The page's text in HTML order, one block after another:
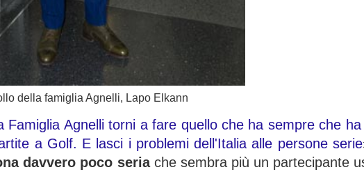
della famiglia Agnelli, Lapo Elkann
Famiglia Agnelli torni a fare quello che ha sempre che
a Golf. E lasci i problemi dell'Italia alle persone serie
davvero poco seria che sembra più un partecipante